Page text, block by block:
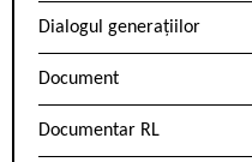
Dialogul generațiilor
Document
Documentar RL